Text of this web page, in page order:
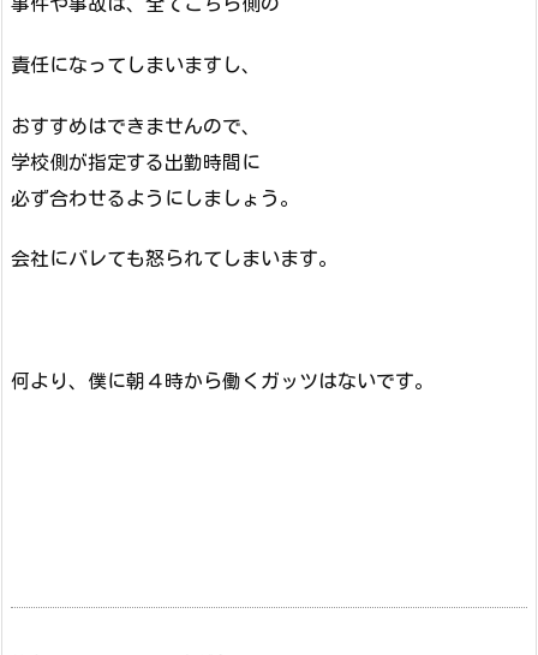
責任になってしまいますし、
おすすめはできませんので、
学校側が指定する出勤時間に
必ず合わせるようにしましょう。
会社にバレても怒られてしまいます。
何より、僕に朝４時から働くガッツはないです。